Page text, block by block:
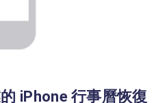
iPhone 行事曆恢復